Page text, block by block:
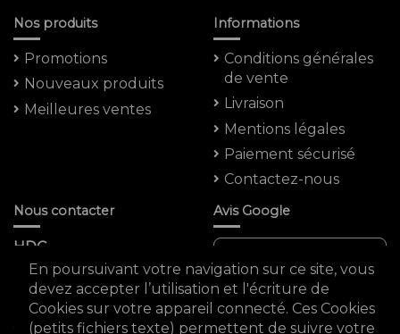
Nos produits
Promotions
Nouveaux produits
Meilleures ventes
Informations
Conditions générales
de vente
Livraison
Mentions légales
Paiement sécurisé
Contactez-nous
Nous contacter
HDC
5 Rue Saint -marc
75002 PARIS
FRANCE
Avis Google
Note moyenne :
4.8 ★★★★★
En poursuivant votre navigation sur ce site, vous
devez accepter l’utilisation et l'écriture de
Cookies sur votre appareil connecté. Ces Cookies
(petits fichiers texte) permettent de suivre votre